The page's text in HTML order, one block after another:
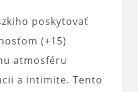
poskytovať
(+15)
atmosféru
a intimite. Tento